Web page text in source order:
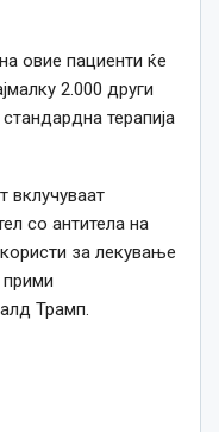
овие пациенти ќе
2.000 други
терапија
вклучуваат
со антитела на
за лекување
Трамп.